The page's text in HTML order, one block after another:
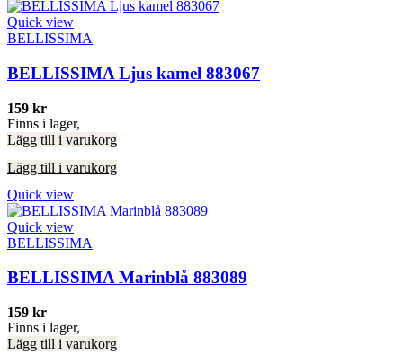
Quick view
BELLISSIMA
BELLISSIMA Ljus kamel 883067
159 kr
Finns i lager,
Lägg till i varukorg
Lägg till i varukorg
Quick view
Quick view
BELLISSIMA
BELLISSIMA Marinblå 883089
159 kr
Finns i lager,
Lägg till i varukorg